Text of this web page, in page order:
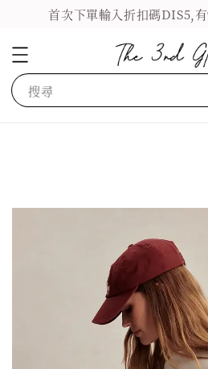
首次下單輸入折扣碼DIS5,有
搜尋